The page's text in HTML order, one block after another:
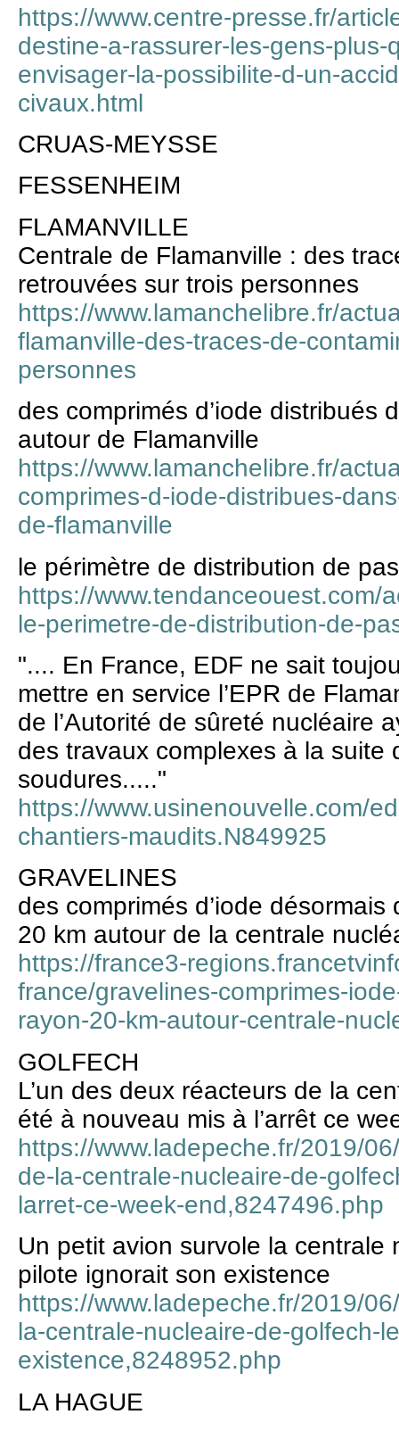
https://www.centre-presse.fr/
destine-a-rassurer-les-gens-plus-
envisager-la-possibilite-d-un-
civaux.html
CRUAS-MEYSSE
FESSENHEIM
FLAMANVILLE
Centrale de Flamanville : des
retrouvées sur trois personnes
https://www.lamanchelibre.fr/
flamanville-des-traces-de-
personnes
des comprimés d’iode distribués
autour de Flamanville
https://www.lamanchelibre.fr/
comprimes-d-iode-distribues-
de-flamanville
le périmètre de distribution de
https://www.tendanceouest.com/
le-perimetre-de-distribution-de-
".... En France, EDF ne sait
mettre en service l’EPR de
de l’Autorité de sûreté nucléaire
des travaux complexes à la suite
soudures....."
https://www.usinenouvelle.com/
chantiers-maudits.N849925
GRAVELINES
des comprimés d’iode
20 km autour de la centrale
https://france3-
france/gravelines-comprimes-
rayon-20-km-autour-centrale-
GOLFECH
L’un des deux réacteurs de la
été à nouveau mis à l’arrêt ce
https://www.ladepeche.fr/2019/
de-la-centrale-nucleaire-de-
larret-ce-week-end,8247496.php
Un petit avion survole la centrale
pilote ignorait son existence
https://www.ladepeche.fr/2019/
la-centrale-nucleaire-de-golfech-
existence,8248952.php
LA HAGUE